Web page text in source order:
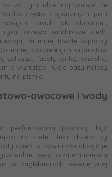
za tym idzie najtrwalsze ze
często z żywicznych, jak i
takich jak labdanum,
drzewo sandałowe, cedr,
że mniej trwałe zapachy
mniej codziennych aromatów
zaliczyć: fasolę tonkę, orzechy,
o wyrazistej nucie bazy należy
na piżmie.
owocowe i wody
perfumowana powinny być
na ciele. Jeśli chcesz by
dzień to powinnaś nałożyć je
będą to zatem miejsca
w zagłębieniach wewnętrznej